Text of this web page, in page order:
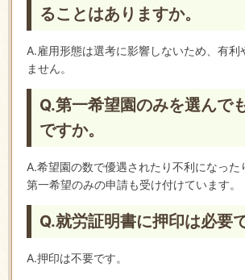
ることはありますか。
A.雇用形態は選考に影響しないため、有利
ません。
Q.第一希望園のみを選んで
ですか。
A.希望園の数で優遇されたり不利になった
第一希望のみの申請も受け付けています。
Q.就労証明書に押印は必要
A.押印は不要です。